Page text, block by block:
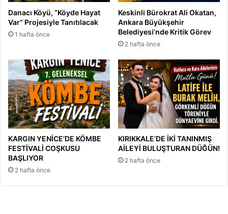
Danacı Köyü, “Köyde Hayat
Var” Projesiyle Tanıtılacak
1 hafta önce
Keskinli Bürokrat Ali Okatan,
Ankara Büyükşehir
Belediyesi’nde Kritik Görev
2 hafta önce
KARGIN YENİCE’DE KÖMBE
FESTİVALİ COŞKUSU
BAŞLIYOR
2 hafta önce
KIRIKKALE’DE İKİ TANINMIŞ
AİLEYİ BULUŞTURAN DÜĞÜN!
2 hafta önce